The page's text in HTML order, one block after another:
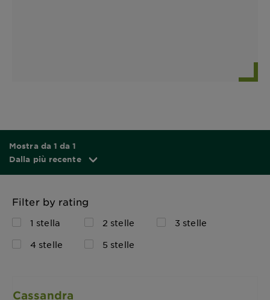
Mostra da 1 da 1
Dalla più recente
Filter by rating
1 stella 2 stelle
3 stelle
4 stelle
5 stelle
Cassandra